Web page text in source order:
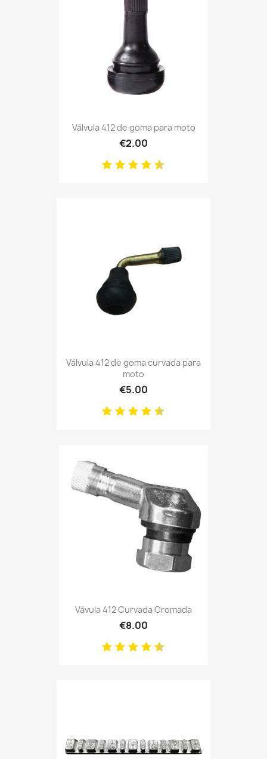
Válvula 412 de goma para moto
€2.00
Válvula 412 de goma curvada para
moto
€5.00
Vávula 412 Curvada Cromada
€8.00